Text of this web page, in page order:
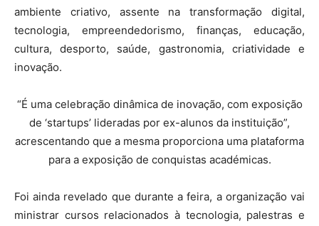
ambiente criativo, assente na transformação digital,
tecnologia, empreendedorismo, finanças, educação,
cultura, desporto, saúde, gastronomia, criatividade e
inovação.
“É uma celebração dinâmica de inovação, com exposição
de ‘startups’ lideradas por ex-alunos da instituição”,
acrescentando que a mesma proporciona uma plataforma
para a exposição de conquistas académicas.
Foi ainda revelado que durante a feira, a organização vai
ministrar cursos relacionados à tecnologia, palestras e